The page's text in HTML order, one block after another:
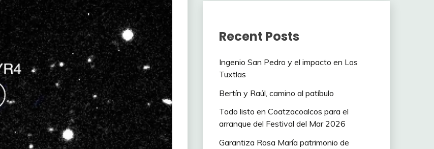
Recent Posts
Ingenio San Pedro y el impacto en Los
Tuxtlas
Bertín y Raúl, camino al patíbulo
Todo listo en Coatzacoalcos para el
arranque del Festival del Mar 2026
Garantiza Rosa María patrimonio de